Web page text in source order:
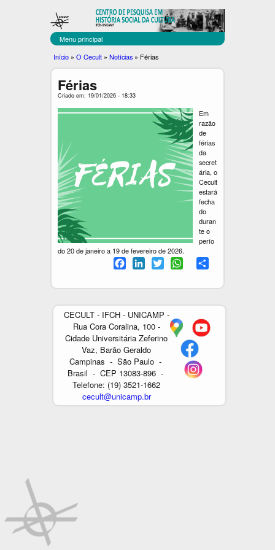
Pular
para
o
conteúdo
principal
C
E
C
U
L
T
Menu principal
Você
está
aqui
Início » O Cecult » Notícias » Férias
Férias
Criado em: 19/01/2026 - 18:33
Em
razão
de
férias
da
secret
ária, o
Cecult
estará
fecha
do
duran
te o
perío
do 20 de janeiro a 19 de fevereiro de 2026.
c
b
o
o
k
n
e
d
I
n
i
r
a
p
a
CECULT - IFCH - UNICAMP -
Rua Cora Coralina, 100 -
Cidade Universitária Zeferino
Vaz, Barão Geraldo
Campinas - São Paulo -
Brasil - CEP 13083-896 -
Telefone: (19) 3521-1662
cecult@unicamp.br